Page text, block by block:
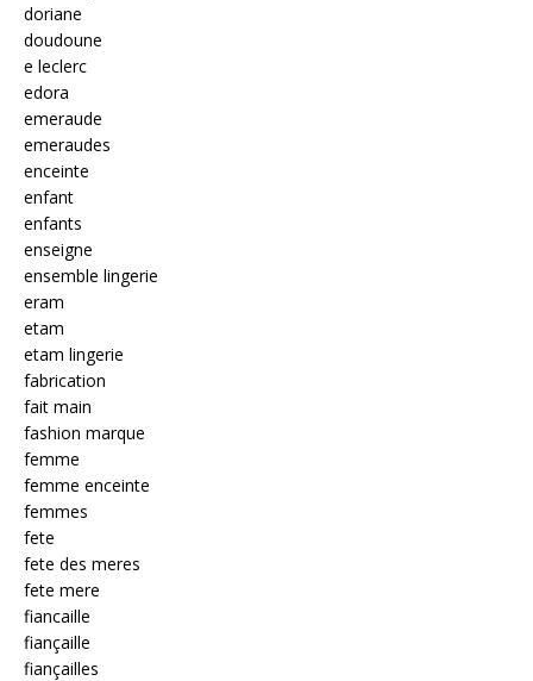
doriane
doudoune
e leclerc
edora
emeraude
emeraudes
enceinte
enfant
enfants
enseigne
ensemble lingerie
eram
etam
etam lingerie
fabrication
fait main
fashion marque
femme
femme enceinte
femmes
fete
fete des meres
fete mere
fiancaille
fiançaille
fiançailles